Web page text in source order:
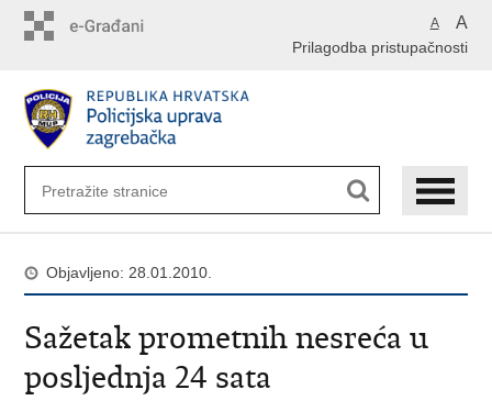
A A
Prilagodba pristupačnosti
Objavljeno: 28.01.2010.
Sažetak prometnih nesreća u
posljednja 24 sata